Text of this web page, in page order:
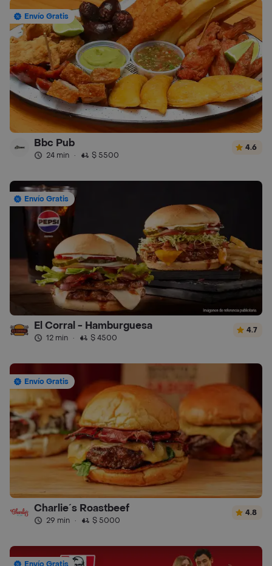
Envío Gratis
Bbc Pub
24 min · $ 5500
4.6
Envío Gratis
El Corral - Hamburguesa
12 min · $ 4500
4.7
Envío Gratis
Charlie´s Roastbeef
29 min · $ 5000
4.8